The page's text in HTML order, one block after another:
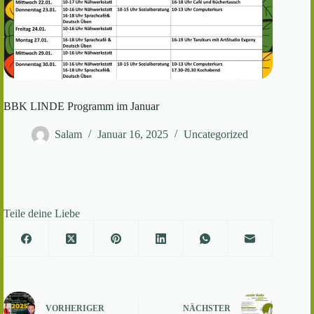
BBK LINDE Programm im Januar
Salam Januar 16, 2025 Uncategorized
Teile deine Liebe
VORHERIGER NÄCHSTER